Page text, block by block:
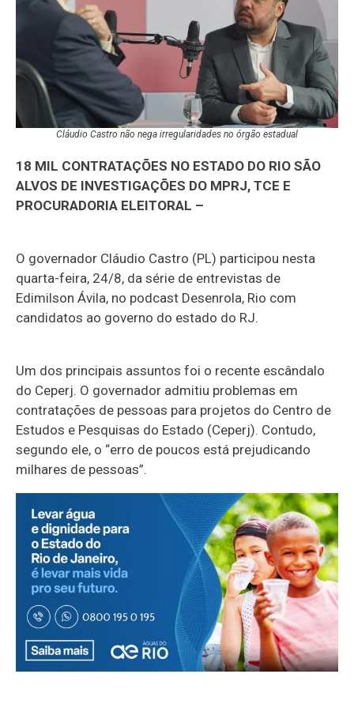
Cláudio Castro não nega irregularidades no órgão estadual
18 MIL CONTRATAÇÕES NO ESTADO DO RIO SÃO
ALVOS DE INVESTIGAÇÕES DO MPRJ, TCE E
PROCURADORIA ELEITORAL –
O governador Cláudio Castro (PL) participou nesta
quarta-feira, 24/8, da série de entrevistas de
Edimilson Ávila, no podcast Desenrola, Rio com
candidatos ao governo do estado do RJ.
Um dos principais assuntos foi o recente escândalo
do Ceperj. O governador admitiu problemas em
contratações de pessoas para projetos do Centro de
Estudos e Pesquisas do Estado (Ceperj). Contudo,
segundo ele, o “erro de poucos está prejudicando
milhares de pessoas”.